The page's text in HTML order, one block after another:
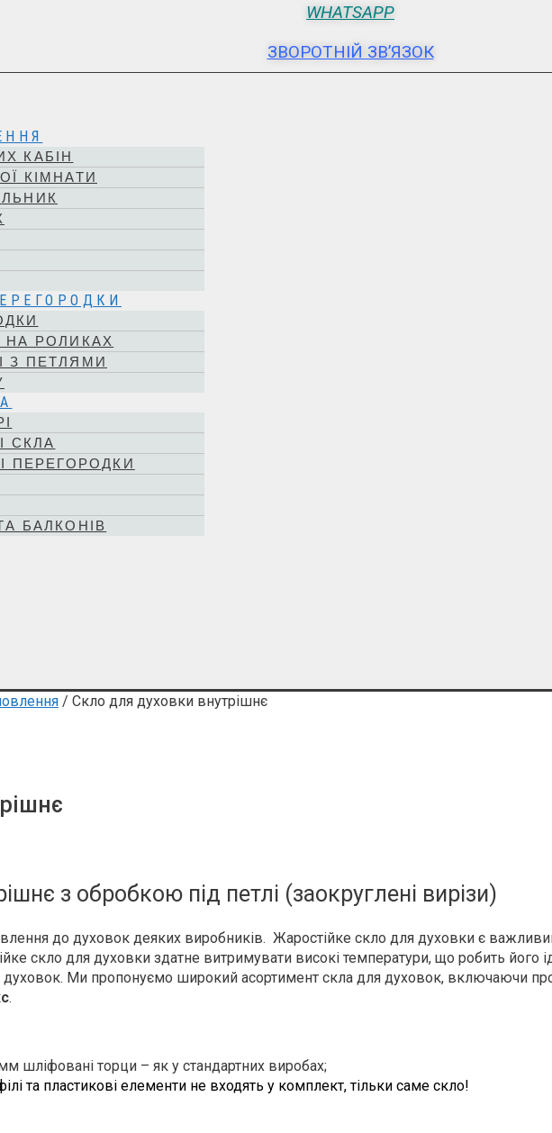
WHATSAPP
ЗВОРОТНІЙ ЗВ’ЯЗОК
КАБІН
КІМНАТИ
НА РОЛИКАХ
З ПЕТЛЯМИ
СКЛА
ПЕРЕГОРОДКИ
БАЛКОНІВ
/ Скло для духовки внутрішнє
з обробкою під петлі (заокруглені вирізи)
до духовок деяких виробників. Жаростійке скло для духовки є
скло для духовки здатне витримувати високі температури, що робить його
духовок. Ми пропонуємо широкий асортимент скла для духовок, включаючи
.
шліфовані торци – як у стандартних виробах;
та пластикові елементи не входять у комплект, тільки саме скло!